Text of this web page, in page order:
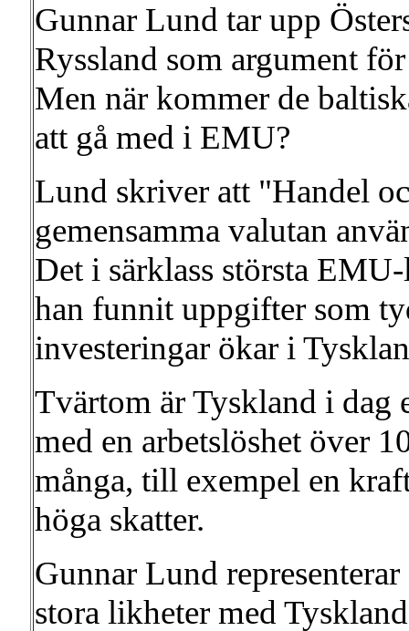
Gunnar Lund tar upp
Ryssland som argument
Men när kommer de
att gå med i EMU?
Lund skriver att "Handel
gemensamma valutan
Det i särklass största
han funnit uppgifter som
investeringar ökar i
Tvärtom är Tyskland i dag
med en arbetslöshet över
många, till exempel en
höga skatter.
Gunnar Lund
stora likheter med